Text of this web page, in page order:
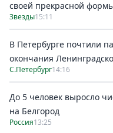
своей прекрасной
Звезды15:11
В Петербурге почтили
окончания
С.Петербург14:16
До 5 человек выросло
на Белгород
Россия13:25